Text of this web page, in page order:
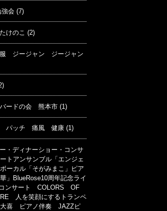
強会 (7)
けのこ (2)
服 ジージャン ジージャン
ードの会 熊本市 (1)
パッチ 痛風 健康 (1)
・ディナーショー・コンサ
トアンサンブル「エンジェ
ーカル「そがみまこ」ピア
」BlueRose10周年記念ライ
コンサート COLORS OF
人を笑顔にするトランペ
喜 ピアノ伴奏 JAZZピ